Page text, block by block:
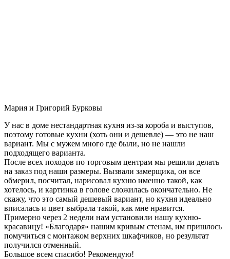
Мария и Григорий Бурковы
У нас в доме нестандартная кухня из-за короба и выступов,
поэтому готовые кухни (хоть они и дешевле) — это не наш
вариант. Мы с мужем много где были, но не нашли
подходящего варианта.
После всех походов по торговым центрам мы решили делать
на заказ под наши размеры. Вызвали замерщика, он все
обмерил, посчитал, нарисовал кухню именно такой, как
хотелось, и картинка в голове сложилась окончательно. Не
скажу, что это самый дешевый вариант, но кухня идеально
вписалась и цвет выбрала такой, как мне нравится.
Примерно через 2 недели нам установили нашу кухню-
красавицу! «Благодаря» нашим кривым стенам, им пришлось
помучиться с монтажом верхних шкафчиков, но результат
получился отменный.
Большое всем спасибо! Рекомендую!